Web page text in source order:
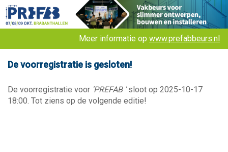
Meer informatie op www.prefabbeurs.nl
De voorregistratie is gesloten!
De voorregistratie voor 'PREFAB ' sloot op 2025-10-17
18:00. Tot ziens op de volgende editie!